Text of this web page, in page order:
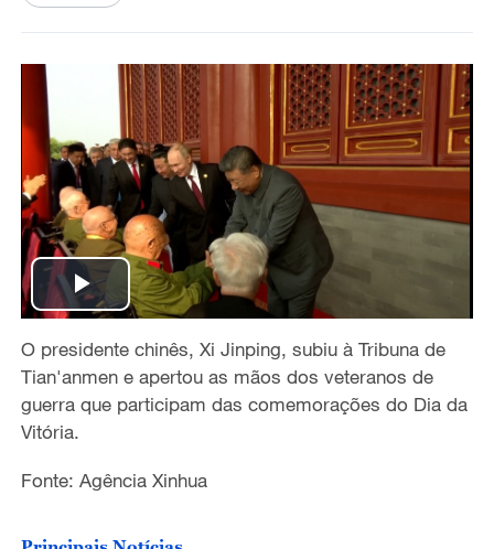
P
l
a
O presidente chinês, Xi Jinping, subiu à Tribuna de
Tian'anmen e apertou as mãos dos veteranos de
guerra que participam das comemorações do Dia da
Vitória.
Fonte: Agência Xinhua